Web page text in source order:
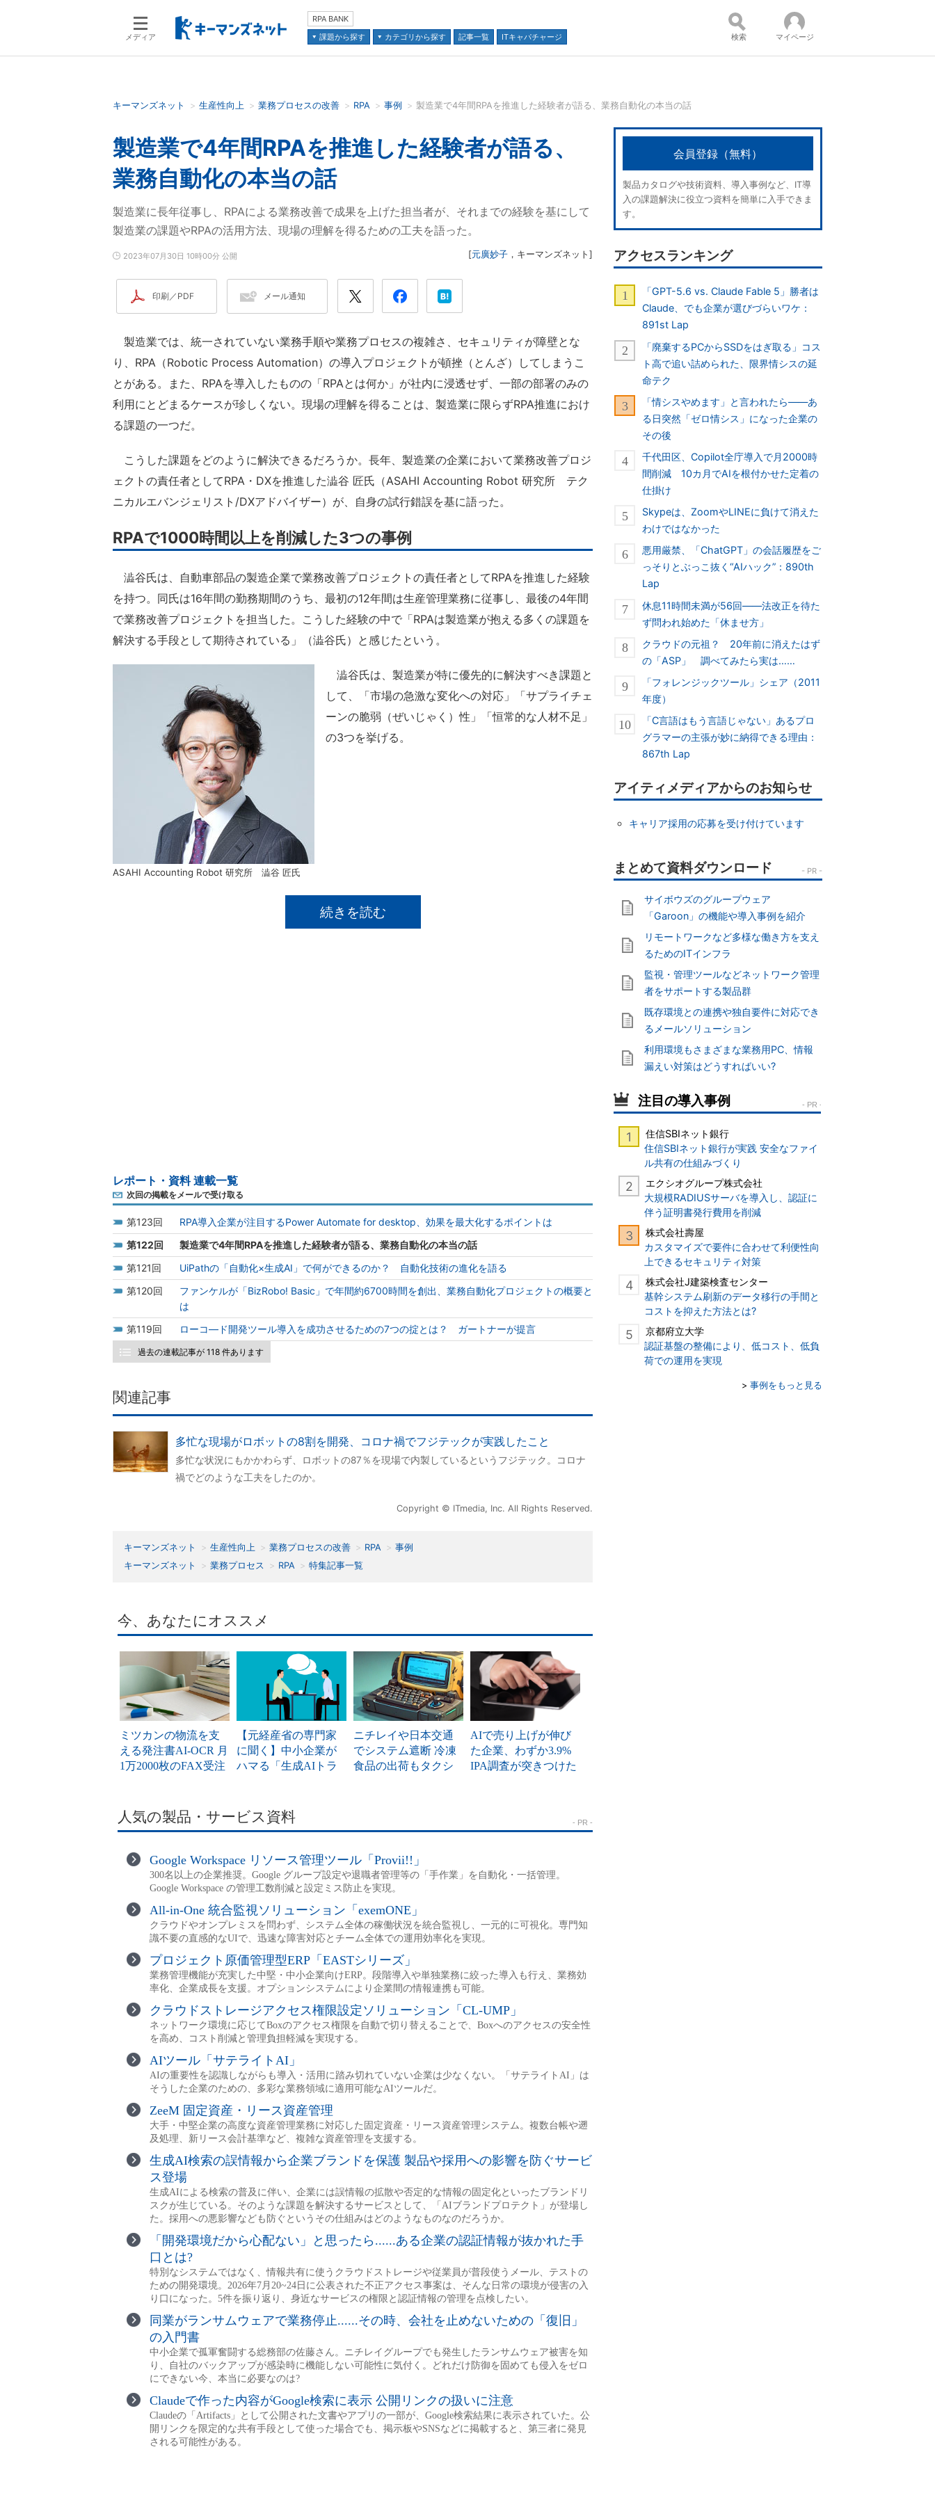
メディア
RPA BANK
課題から探す
カテゴリから探す 記事一覧 ITキャパチャージ
検索語を入力してください コンテンツ：
並び順：
検索 マイページ
キーマンズネット 生産性向上 業務プロセスの改善 RPA 事例 製造業で4年間RPAを推進した経験者が語る、業務自動化の本当の話
製造業で4年間RPAを推進した経験者が語る、
業務自動化の本当の話
製造業に長年従事し、RPAによる業務改善で成果を上げた担当者が、それまでの経験を基にして
製造業の課題やRPAの活用方法、現場の理解を得るための工夫を語った。
2023年07月30日 10時00分 公開 [元廣妙子 ， キーマンズネット ]
印刷／PDF メール通知
製造業では、統一されていない業務手順や業務プロセスの複雑さ、セキュリティが障壁とな
り、RPA（Robotic Process Automation）の導入プロジェクトが頓挫（とんざ）してしまうこ
とがある。また、RPAを導入したものの「RPAとは何か」が社内に浸透せず、一部の部署のみの
利用にとどまるケースが珍しくない。現場の理解を得ることは、製造業に限らずRPA推進におけ
る課題の一つだ。
こうした課題をどのように解決できるだろうか。長年、製造業の企業において業務改善プロジ
ェクトの責任者としてRPA・DXを推進した澁谷 匠氏（ASAHI Accounting Robot 研究所 テク
ニカルエバンジェリスト/DXアドバイザー）が、自身の試行錯誤を基に語った。
RPAで1000時間以上を削減した3つの事例
澁谷氏は、自動車部品の製造企業で業務改善プロジェクトの責任者としてRPAを推進した経験
を持つ。同氏は16年間の勤務期間のうち、最初の12年間は生産管理業務に従事し、最後の4年間
で業務改善プロジェクトを担当した。こうした経験の中で「RPAは製造業が抱える多くの課題を
解決する手段として期待されている」（澁谷氏）と感じたという。
ASAHI Accounting Robot 研究所 澁谷 匠氏
澁谷氏は、製造業が特に優先的に解決すべき課題と
して、「市場の急激な変化への対応」「サプライチェ
ーンの脆弱（ぜいじゃく）性」「恒常的な人材不足」
の3つを挙げる。
続きを読む
レポート・資料 連載一覧
次回の掲載をメールで受け取る
123
RPA導入企業が注目するPower Automate for desktop、効果を最大化するポイントは
122
製造業で4年間RPAを推進した経験者が語る、業務自動化の本当の話
121
UiPathの「自動化×生成AI」で何ができるのか？ 自動化技術の進化を語る
120
ファンケルが「BizRobo! Basic」で年間約6700時間を創出、業務自動化プロジェクトの概要と
は
119
ローコ―ド開発ツール導入を成功させるための7つの掟とは？ ガートナーが提言
過去の連載記事が 118 件あります
関連記事
多忙な現場がロボットの8割を開発、コロナ禍でフジテックが実践したこと
多忙な状況にもかかわらず、ロボットの87％を現場で内製しているというフジテック。コロナ
禍でどのような工夫をしたのか。
Copyright © ITmedia, Inc. All Rights Reserved.
キーマンズネット 生産性向上 業務プロセスの改善 RPA
事例
キーマンズネット
業務プロセス RPA 特集記事一覧
会員登録（無料）
製品カタログや技術資料、導入事例など、IT導
入の課題解決に役立つ資料を簡単に入手できま
す。
アクセスランキング
「GPT-5.6 vs. Claude Fable 5」勝者は
Claude、でも企業が選びづらいワケ：
891st Lap
「廃棄するPCからSSDをはぎ取る」コス
ト高で追い詰められた、限界情シスの延
命テク
「情シスやめます」と言われたら――あ
る日突然「ゼロ情シス」になった企業の
その後
千代田区、Copilot全庁導入で月2000時
間削減 10カ月でAIを根付かせた定着の
仕掛け
Skypeは、ZoomやLINEに負けて消えた
わけではなかった
悪用厳禁、「ChatGPT」の会話履歴をご
っそりとぶっこ抜く“AIハック”：890th
Lap
休息11時間未満が56回――法改正を待た
ず問われ始めた「休ませ方」
クラウドの元祖？ 20年前に消えたはず
の「ASP」 調べてみたら実は……
「フォレンジックツール」シェア（2011
年度）
「C言語はもう言語じゃない」あるプロ
グラマーの主張が妙に納得できる理由：
867th Lap
アイティメディアからのお知らせ
キャリア採用の応募を受け付けています
サイボウズのグループウェア
「Garoon」の機能や導入事例を紹介
リモートワークなど多様な働き方を支え
るためのITインフラ
監視・管理ツールなどネットワーク管理
者をサポートする製品群
既存環境との連携や独自要件に対応でき
るメールソリューション
利用環境もさまざまな業務用PC、情報
漏えい対策はどうすればいい?